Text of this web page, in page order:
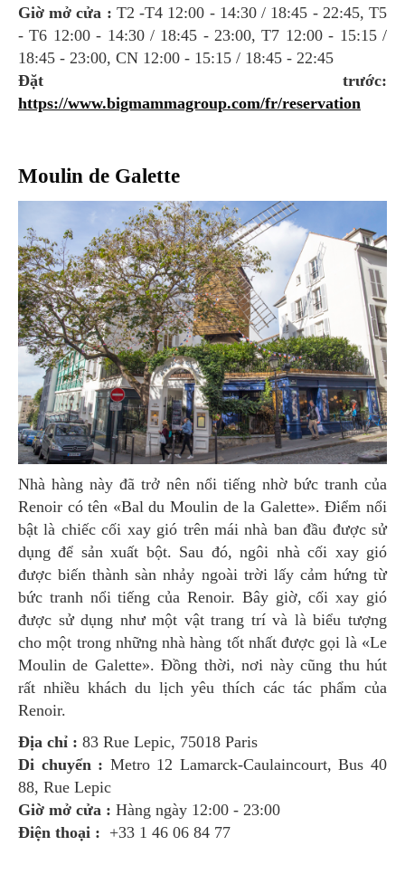
Giờ mở cửa : T2 -T4 12:00 - 14:30 / 18:45 - 22:45, T5
- T6 12:00 - 14:30 / 18:45 - 23:00, T7 12:00 - 15:15 /
18:45 - 23:00, CN 12:00 - 15:15 / 18:45 - 22:45
Đặt trước:
https://www.bigmammagroup.com/fr/reservation
Moulin de Galette
Nhà hàng này đã trở nên nổi tiếng nhờ bức tranh của
Renoir có tên «Bal du Moulin de la Galette». Điểm nổi
bật là chiếc cối xay gió trên mái nhà ban đầu được sử
dụng để sản xuất bột. Sau đó, ngôi nhà cối xay gió
được biến thành sàn nhảy ngoài trời lấy cảm hứng từ
bức tranh nổi tiếng của Renoir. Bây giờ, cối xay gió
được sử dụng như một vật trang trí và là biểu tượng
cho một trong những nhà hàng tốt nhất được gọi là «Le
Moulin de Galette». Đồng thời, nơi này cũng thu hút
rất nhiều khách du lịch yêu thích các tác phẩm của
Renoir.
Địa chỉ : 83 Rue Lepic, 75018 Paris
Di chuyển : Metro 12 Lamarck-Caulaincourt, Bus 40
88, Rue Lepic
Giờ mở cửa : Hàng ngày 12:00 - 23:00
Điện thoại : +33 1 46 06 84 77